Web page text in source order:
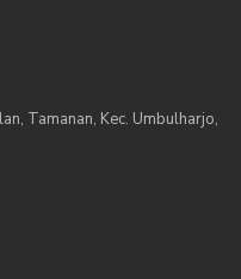
Tamanan, Kec. Umbulharjo,